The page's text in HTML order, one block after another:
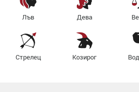
Лъв Дева
Стрелец Козирог